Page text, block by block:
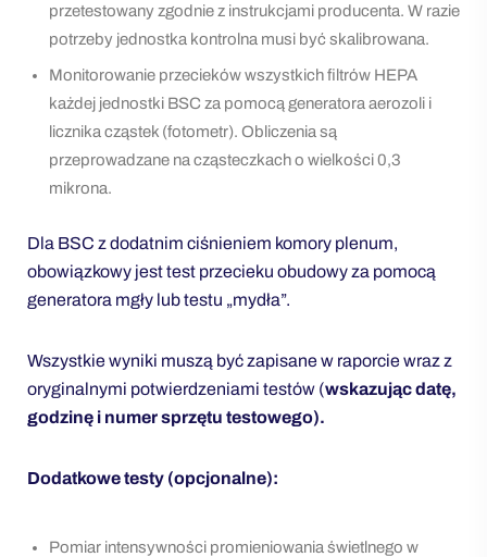
przetestowany zgodnie z instrukcjami producenta. W razie
potrzeby jednostka kontrolna musi być skalibrowana.
Monitorowanie przecieków wszystkich filtrów HEPA
każdej jednostki BSC za pomocą generatora aerozoli i
licznika cząstek (fotometr). Obliczenia są
przeprowadzane na cząsteczkach o wielkości 0,3
mikrona.
Dla BSC z dodatnim ciśnieniem komory plenum,
obowiązkowy jest test przecieku obudowy za pomocą
generatora mgły lub testu „mydła”.
Wszystkie wyniki muszą być zapisane w raporcie wraz z
oryginalnymi potwierdzeniami testów (wskazując datę,
godzinę i numer sprzętu testowego).
Dodatkowe testy (opcjonalne):
Pomiar intensywności promieniowania świetlnego w